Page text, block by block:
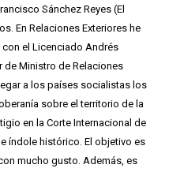
Sánchez Reyes (El
En Relaciones Exteriores he
el Licenciado Andrés
de Ministro de Relaciones
a los países socialistas los
sobre el territorio de la
en la Corte Internacional de
índole histórico. El objetivo es
mucho gusto. Además, es